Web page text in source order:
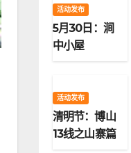
活动发布
5月30日：涧
中小屋
活动发布
清明节：博山
13线之山寨篇